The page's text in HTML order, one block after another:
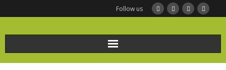
Follow us
Home